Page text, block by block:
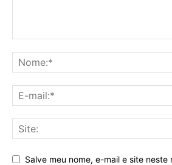
Salve meu nome, e-mail e site